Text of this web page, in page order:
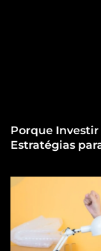
Porque
Estratégias